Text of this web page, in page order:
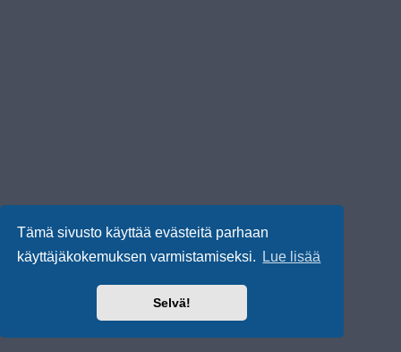
Tämä sivusto käyttää evästeitä parhaan
käyttäjäkokemuksen varmistamiseksi.
Lue lisää
Selvä!